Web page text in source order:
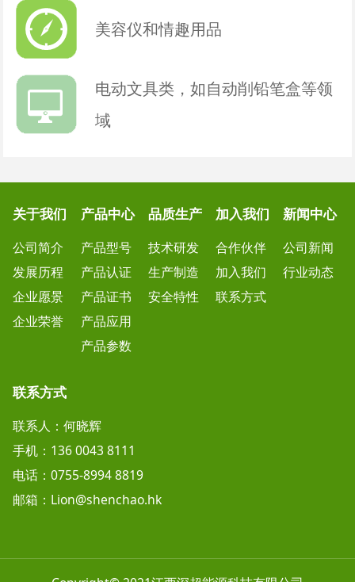
美容仪和情趣用品
电动文具类，如自动削铅笔盒等领
域
关于我们
公司简介
发展历程
企业愿景
企业荣誉
产品中心
产品型号
产品认证
产品证书
产品应用
产品参数
品质生产
技术研发
生产制造
安全特性
加入我们
合作伙伴
加入我们
联系方式
新闻中心
公司新闻
行业动态
联系方式
联系人：何晓辉
手机：136 0043 8111
电话：0755-8994 8819
邮箱：Lion@shenchao.hk